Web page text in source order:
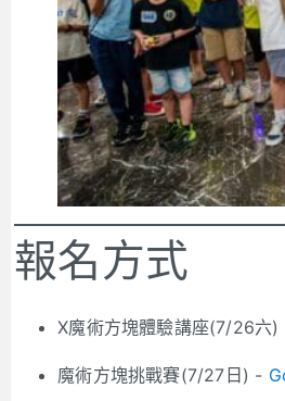
報名方式
X魔術方塊體驗講座(7/26六)
魔術方塊挑戰賽(7/27日) -